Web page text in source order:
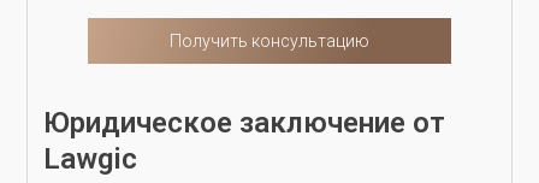
Получить консультацию
Юридическое заключение от
Lawgic